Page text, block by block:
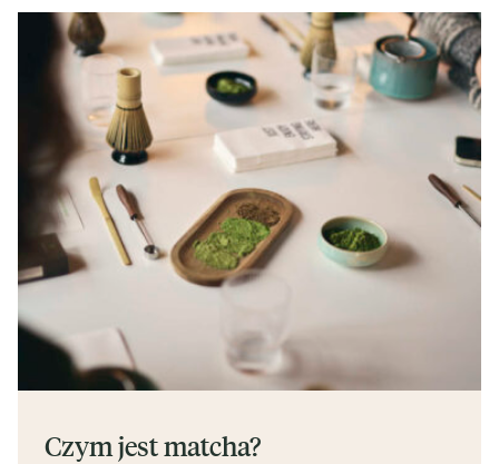
Czym jest matcha?